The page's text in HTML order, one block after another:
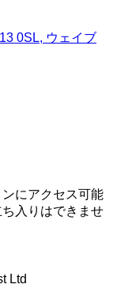
0SL, ウェイブ
にアクセス可能
入りはできませ
Ltd